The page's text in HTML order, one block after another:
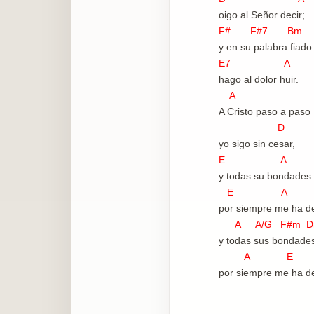
oigo al Señor decir;
F# F#7 Bm
y en su palabra fiado
E7 A
hago al dolor huir.
A
A Cristo paso a paso
D
yo sigo sin cesar,
E A
y todas su bondades
E A
por siempre me ha
A A/G F#m
y todas sus
A E
por siempre me ha